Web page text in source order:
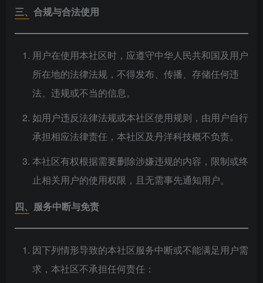
三、合规与合法使用
用户在使用本社区时，应遵守中华人民共和国及用户
所在地的法律法规，不得发布、传播、存储任何违
法、违规或不当的信息。
如用户违反法律法规或本社区使用规则，由用户自行
承担相应法律责任，本社区及丹洋科技概不负责。
本社区有权根据需要删除涉嫌违规的内容，限制或终
止相关用户的使用权限，且无需事先通知用户。
四、服务中断与免责
因下列情形导致的本社区服务中断或不能满足用户需
求，本社区不承担任何责任：